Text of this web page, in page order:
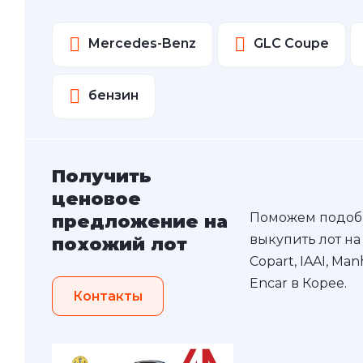
Mercedes-Benz GLC Coupe
бензин
Получить
ценовое
предложение на
похожий лот
Контакты
Поможем
выкупить лот
Copart, IAAI,
Encar в Корее.